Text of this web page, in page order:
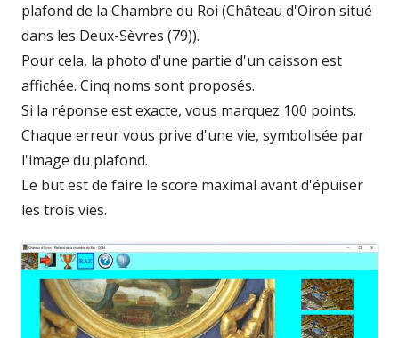
plafond de la Chambre du Roi (Château d'Oiron situé
dans les Deux-Sèvres (79)).
Pour cela, la photo d'une partie d'un caisson est
affichée. Cinq noms sont proposés.
Si la réponse est exacte, vous marquez 100 points.
Chaque erreur vous prive d'une vie, symbolisée par
l'image du plafond.
Le but est de faire le score maximal avant d'épuiser
les trois vies.